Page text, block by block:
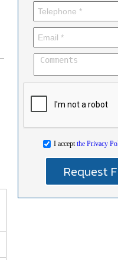
I acceptthe Privacy